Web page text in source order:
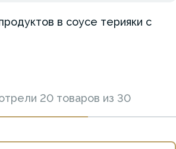
в соусе терияки с
20товаров из 30